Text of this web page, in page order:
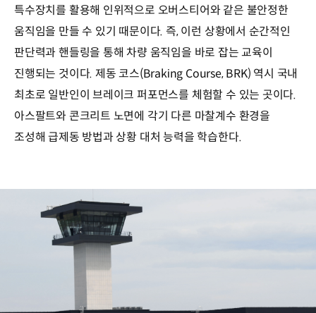
특수장치를 활용해 인위적으로 오버스티어와 같은 불안정한
움직임을 만들 수 있기 때문이다. 즉, 이런 상황에서 순간적인
판단력과 핸들링을 통해 차량 움직임을 바로 잡는 교육이
진행되는 것이다. 제동 코스(Braking Course, BRK) 역시 국내
최초로 일반인이 브레이크 퍼포먼스를 체험할 수 있는 곳이다.
아스팔트와 콘크리트 노면에 각기 다른 마찰계수 환경을
조성해 급제동 방법과 상황 대처 능력을 학습한다.